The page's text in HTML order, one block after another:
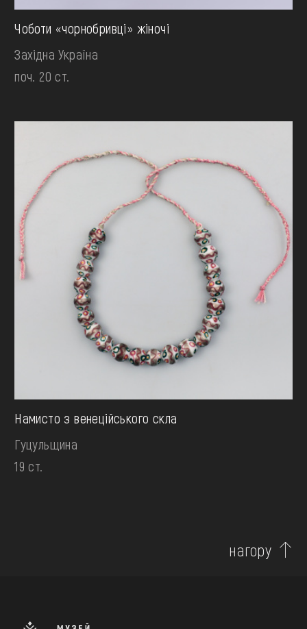
Чоботи «чорнобривці» жіночі
Західна Україна
поч. 20 ст.
Намисто з венеційського скла
Гуцульщина
19 ст.
нагору